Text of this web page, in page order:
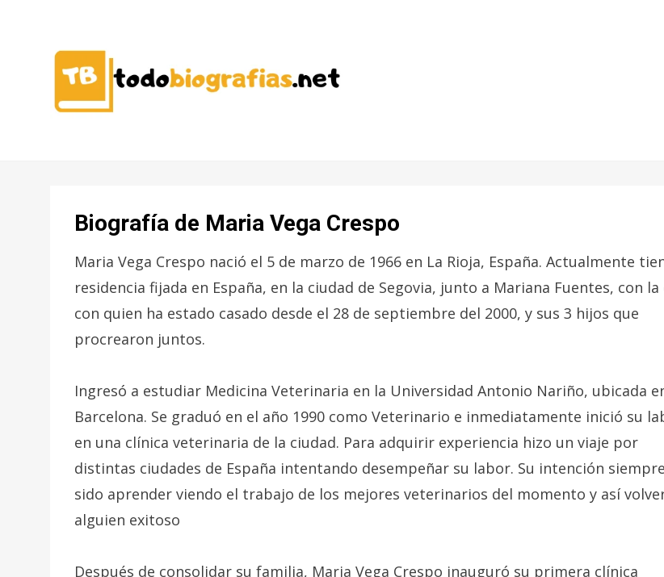
Biografía de Maria Vega Crespo
Maria Vega Crespo nació el 5 de marzo de 1966 en La Rioja, España. Actualmente
residencia fijada en España, en la ciudad de Segovia, junto a Mariana Fuentes, con la
con quien ha estado casado desde el 28 de septiembre del 2000, y sus 3 hijos que
procrearon juntos.
Ingresó a estudiar Medicina Veterinaria en la Universidad Antonio Nariño, ubicada
Barcelona. Se graduó en el año 1990 como Veterinario e inmediatamente inició su
en una clínica veterinaria de la ciudad. Para adquirir experiencia hizo un viaje por
distintas ciudades de España intentando desempeñar su labor. Su intención
sido aprender viendo el trabajo de los mejores veterinarios del momento y así
alguien exitoso
Después de consolidar su familia, Maria Vega Crespo inauguró su primera clínica